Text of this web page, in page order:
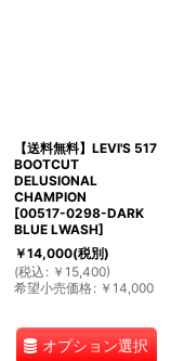
【送料無料】LEVI'S 517
BOOTCUT
DELUSIONAL
CHAMPION
[00517-0298-DARK
BLUE LWASH]
￥14,000(税別)
(税込 : ￥ 15,400)
希望小売価格: ￥ 14,000
オプション選択